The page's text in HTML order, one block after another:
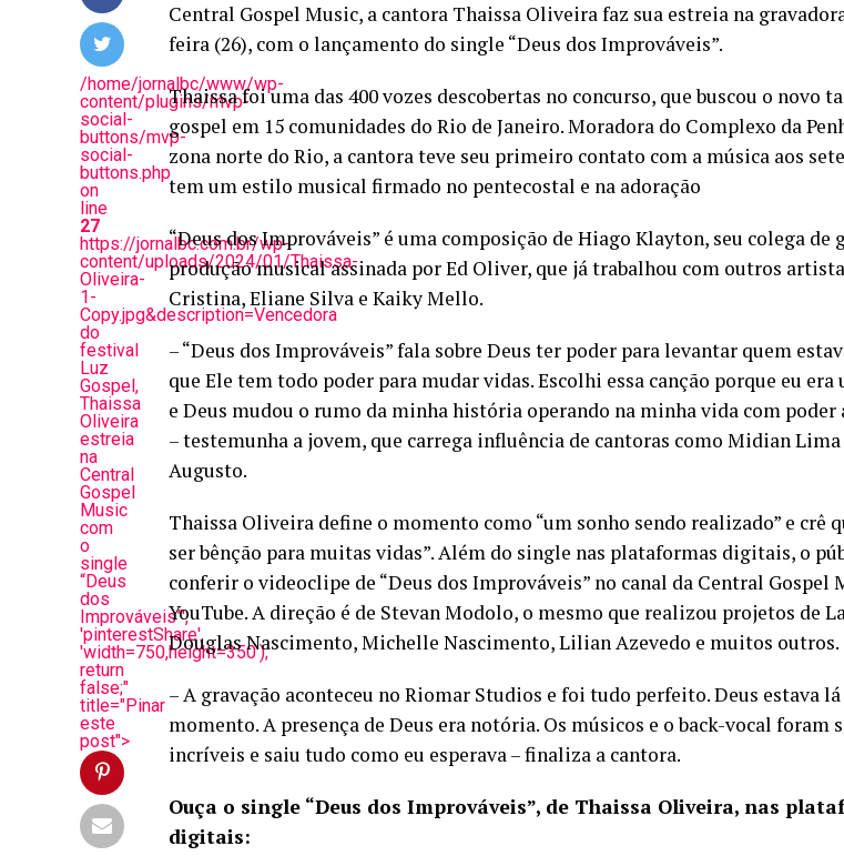
/home/jornalbc/www/wp-
content/plugins/mvp-
social-
buttons/mvp-
social-
buttons.php
on
line
27
https://jornalbc.com.br/wp-
content/uploads/2024/01/Thaissa-
Oliveira-
1-
Copy.jpg&description=Vencedora
do
festival
Luz
Gospel,
Thaissa
Oliveira
estreia
na
Central
Gospel
Music
com
o
single
“Deus
dos
Improváveis”',
'pinterestShare',
'width=750,height=350');
return
false;"
title="Pinar
este
post">
Central Gospel Music, a cantora Thaissa Oliveira faz sua estreia na
feira (26), com o lançamento do single “Deus dos Improváveis”.
Thaissa foi uma das 400 vozes descobertas no concurso, que buscou o novo
gospel em 15 comunidades do Rio de Janeiro. Moradora do Complexo da
zona norte do Rio, a cantora teve seu primeiro contato com a música aos
tem um estilo musical firmado no pentecostal e na adoração
“Deus dos Improváveis” é uma composição de Hiago Klayton, seu colega de
produção musical assinada por Ed Oliver, que já trabalhou com outros
Cristina, Eliane Silva e Kaiky Mello.
– “Deus dos Improváveis” fala sobre Deus ter poder para levantar quem
que Ele tem todo poder para mudar vidas. Escolhi essa canção porque eu
e Deus mudou o rumo da minha história operando na minha vida com poder
– testemunha a jovem, que carrega influência de cantoras como Midian Lima
Augusto.
Thaissa Oliveira define o momento como “um sonho sendo realizado” e crê
ser bênção para muitas vidas”. Além do single nas plataformas digitais, o
conferir o videoclipe de “Deus dos Improváveis” no canal da Central Gospel
YouTube. A direção é de Stevan Modolo, o mesmo que realizou projetos de
Douglas Nascimento, Michelle Nascimento, Lilian Azevedo e muitos outros.
– A gravação aconteceu no Riomar Studios e foi tudo perfeito. Deus estava
momento. A presença de Deus era notória. Os músicos e o back-vocal foram
incríveis e saiu tudo como eu esperava – finaliza a cantora.
Ouça o single “Deus dos Improváveis”, de Thaissa Oliveira, nas
digitais: